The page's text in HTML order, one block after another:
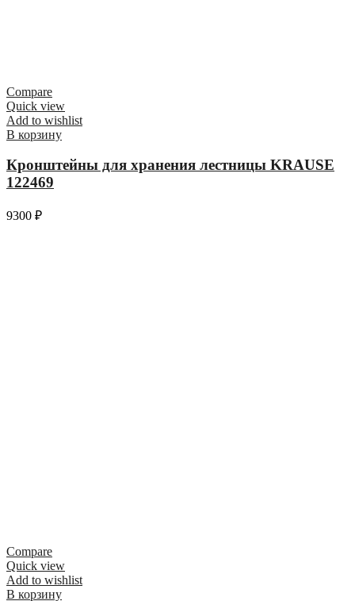
Compare
Quick view
Add to wishlist
В корзину
Кронштейны для хранения лестницы KRAUSE
122469
9300 ₽
Compare
Quick view
Add to wishlist
В корзину